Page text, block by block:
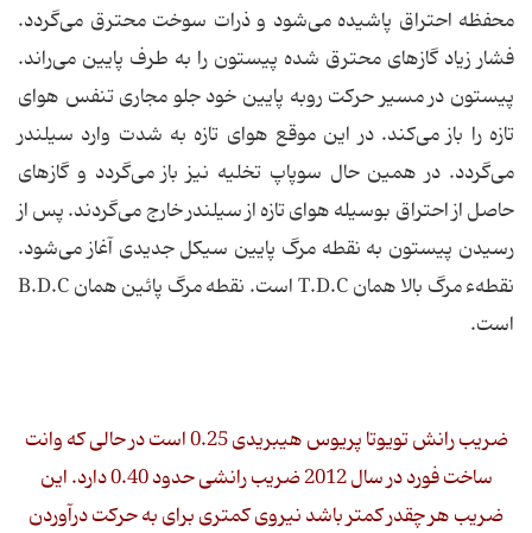
محفظه احتراق پاشیده می‌شود و ذرات سوخت محترق می‌گردد.
فشار زیاد گازهای محترق شده پیستون را به طرف پایین می‌راند.
پیستون در مسیر حرکت روبه پایین خود جلو مجاری تنفس هوای
تازه را باز می‌کند. در این موقع هوای تازه به شدت وارد سیلندر
می‌گردد. در همین حال سوپاپ تخلیه نیز باز می‌گردد و گازهای
حاصل از احتراق بوسیله هوای تازه از سیلندر خارج می‌گردند. پس از
رسیدن پیستون به نقطه مرگ پایین سیکل جدیدی آغاز می‌شود.
نقطهء مرگ بالا همان T.D.C است. نقطه مرگ پائین همان B.D.C
است.
ضریب رانش تویوتا پریوس هیبریدی 0.25 است در حالی که وانت
ساخت فورد در سال 2012 ضریب رانشی حدود 0.40 دارد. این
ضریب هر چقدر کمتر باشد نیروی کمتری برای به حرکت درآوردن